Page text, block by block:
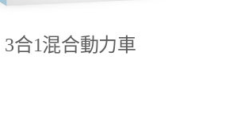
3合1混合動力車